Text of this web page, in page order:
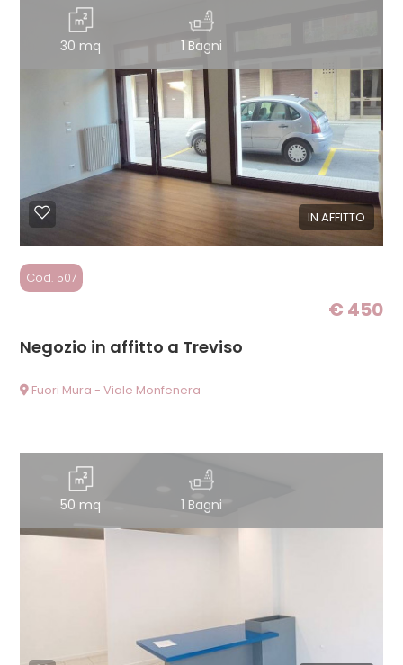
30 mq 1 Bagni
IN AFFITTO
Cod. 507
€ 450
Negozio in affitto a Treviso
Fuori Mura - Viale Monfenera
50 mq 1 Bagni